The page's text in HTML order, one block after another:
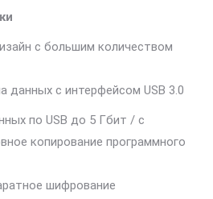
с большим количеством
данных с интерфейсом USB 3.0
по USB до 5 Гбит / с
копирование программного
шифрование